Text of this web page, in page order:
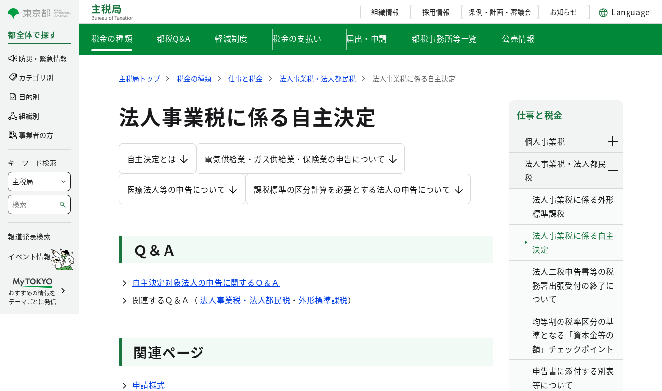
コンテンツにスキップ
都全体で探す
防災・緊急情報
カテゴリ別
目的別
組織別
事業者の方
キーワード検索
報道発表検索
イベント情報
おすすめの情報を
テーマごとに発信
組織情報 採用情報 条例・計画・審議会 お知らせ Language
税金の種類 都税Q&A 軽減制度 税金の支払い 届出・申請 都税事務所等一覧 公売情報
主税局トップ 税金の種類 仕事と税金 法人事業税・法人都民税 法人事業税に係る自主決定
法人事業税に係る自主決定
自主決定とは 電気供給業・ガス供給業・保険業の申告について
医療法人等の申告について 課税標準の区分計算を必要とする法人の申告について
Ｑ＆Ａ
自主決定対象法人の申告に関するＱ＆Ａ
関連するＱ＆Ａ（法人事業税・法人都民税 ・ 外形標準課税）
関連ページ
申請様式
仕事と税金
個人事業税
法人事業税・法人都民
税
法人事業税に係る外形
標準課税
法人事業税に係る自主
決定
法人二税申告書等の税
務署出張受付の終了に
ついて
均等割の税率区分の基
準となる「資本金等の
額」チェックポイント
申告書に添付する別表
等について